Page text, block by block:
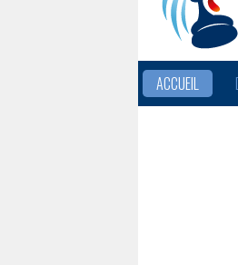
ACCUEIL